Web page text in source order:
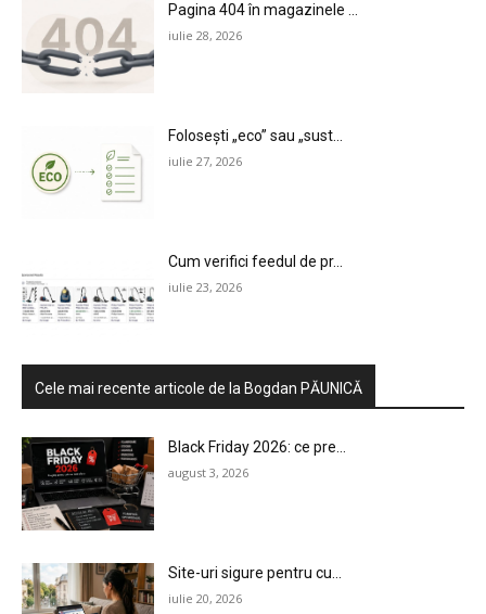
Pagina 404 în magazinele ...
iulie 28, 2026
Folosești „eco” sau „sust...
iulie 27, 2026
Cum verifici feedul de pr...
iulie 23, 2026
Cele mai recente articole de la Bogdan PĂUNICĂ
Black Friday 2026: ce pre...
august 3, 2026
Site-uri sigure pentru cu...
iulie 20, 2026